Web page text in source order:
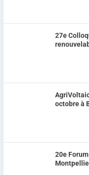
27e
octobre à
20e